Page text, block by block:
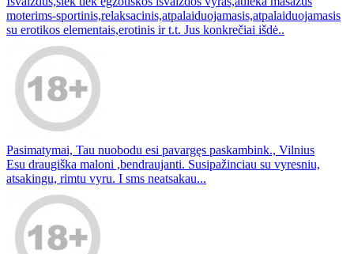
moterims-sportinis,relaksacinis,atpalaiduojamasis,atpalaiduojamasis
su erotikos elementais,erotinis ir t.t. Jus konkrečiai išdė..
Pasimatymai, Tau nuobodu esi pavargęs paskambink., Vilnius
Esu draugiška maloni ,bendraujanti. Susipažinciau su vyresniu,
atsakingu, rimtu vyru. I sms neatsakau...